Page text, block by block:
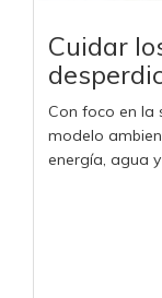
Cuidar
Con foco en la
modelo
energía, agua y